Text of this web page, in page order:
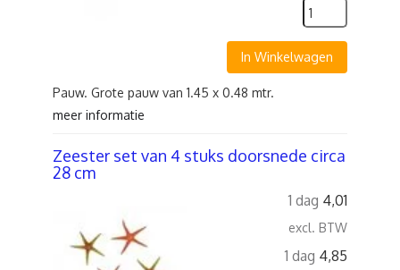
In Winkelwagen
Pauw. Grote pauw van 1.45 x 0.48 mtr.
meer informatie
Zeester set van 4 stuks doorsnede circa
28 cm
1 dag 4,01
excl. BTW
1 dag 4,85